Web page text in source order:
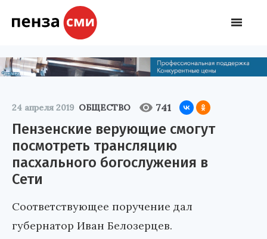
24 апреля 2019 ОБЩЕСТВО 741
Пензенские верующие смогут
посмотреть трансляцию
пасхального богослужения в
Сети
Соответствующее поручение дал
губернатор Иван Белозерцев.